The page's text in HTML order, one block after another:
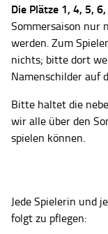
Die Plätze 1, 4, 5,
Sommersaison nur
werden. Zum
nichts; bitte dort
Namenschilder auf
Bitte haltet die
wir alle über den
spielen können.
Jede Spielerin und
folgt zu pflegen: